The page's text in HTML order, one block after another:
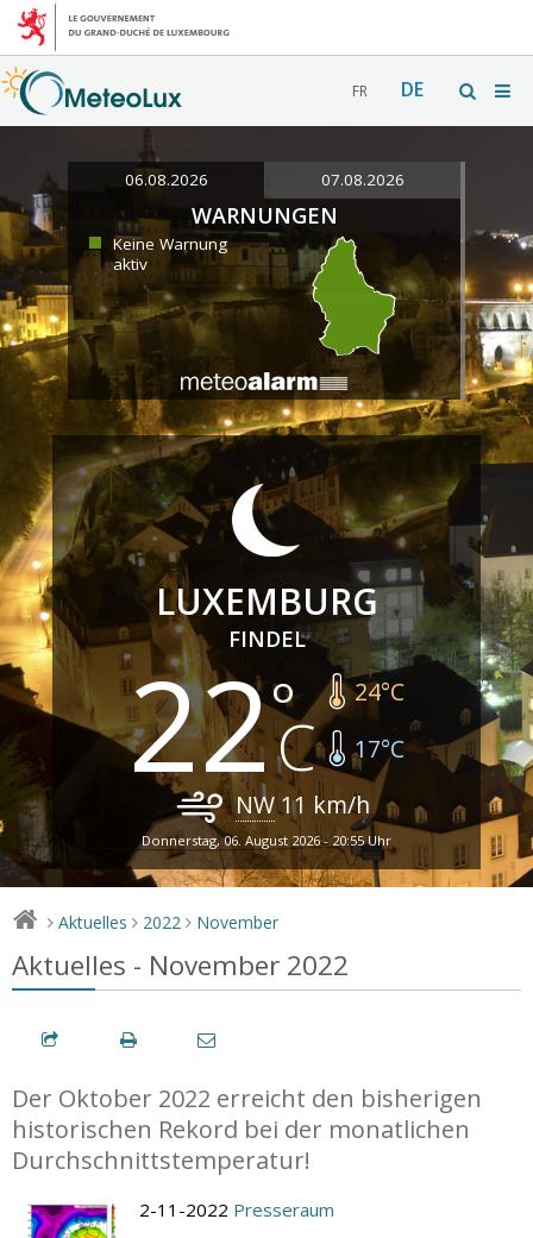
FR DE
06.08.2026 07.08.2026
WARNUNGEN
Keine Warnung
aktiv
LUXEMBURG
FINDEL
22 24°C
17°C
NW11 km/h
Donnerstag, 06. August 2026 - 20:55 Uhr
> Aktuelles > 2022 > November
Aktuelles - November 2022
Der Oktober 2022 erreicht den bisherigen
historischen Rekord bei der monatlichen
Durchschnittstemperatur!
2-11-2022 Presseraum